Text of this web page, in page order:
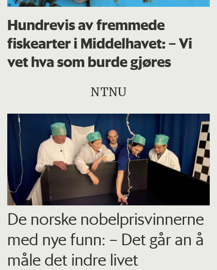
Hundrevis av fremmede
fiskearter i Middelhavet: – Vi
vet hva som burde gjøres
NTNU
De norske nobelprisvinnerne
med nye funn: – Det går an å
måle det indre livet